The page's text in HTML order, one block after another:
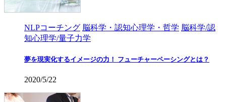
NLPコーチング 脳科学・認知心理学・哲学 脳科学/認
知心理学/量子力学
夢を現実化するイメージの力！ フューチャーペーシングとは？
2020/5/22